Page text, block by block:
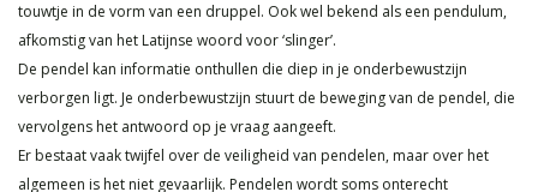
touwtje in de vorm van een druppel. Ook wel bekend als een pendulum,
afkomstig van het Latijnse woord voor ‘slinger’.
De pendel kan informatie onthullen die diep in je onderbewustzijn
verborgen ligt. Je onderbewustzijn stuurt de beweging van de pendel, die
vervolgens het antwoord op je vraag aangeeft.
Er bestaat vaak twijfel over de veiligheid van pendelen, maar over het
algemeen is het niet gevaarlijk. Pendelen wordt soms onterecht